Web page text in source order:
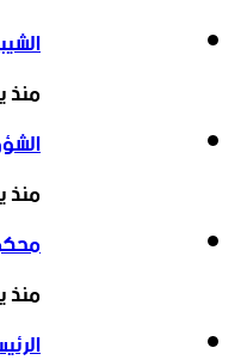
منذ
منذ
منذ